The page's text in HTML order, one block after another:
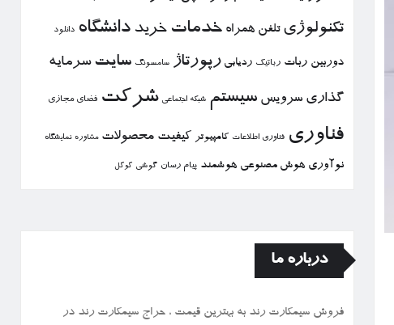
تكنولوژی تلفن همراه خدمات خرید دانشگاه دانلود
دوربین ربات رباتیك ردیابی رپورتاژ سامسونگ سایت سرمایه
گذاری سرویس سیستم شبكه اجتماعی شركت فضای مجازی
فناوری فناوری اطلاعات كامپیوتر كیفیت محصولات مشاوره نمایشگاه
نوآوری هوش مصنوعی هوشمند پیام رسان گوشی گوگل
درباره ما
فروش سیمكارت رند به بهترین قیمت ، حراج سیمكارت رند در